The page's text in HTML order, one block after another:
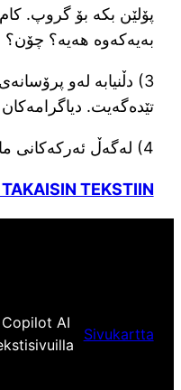
پۆلێن بکە بۆ گروپ.
بەیەکەوە هەیە؟ چۆن؟
3) دڵنیابە لەو
تێدەگەیت.
4) لەگەڵ ئەرکەکانی
TEKSTIIN
AI
Sivukartta